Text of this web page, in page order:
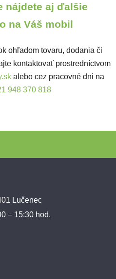
nájdete aj ďalšie
na Váš mobil
ohľadom tovaru, dodania či
kontaktovať prostredníctvom
alebo cez pracovné dni na
948 370 818
Lučenec
– 15:30 hod.